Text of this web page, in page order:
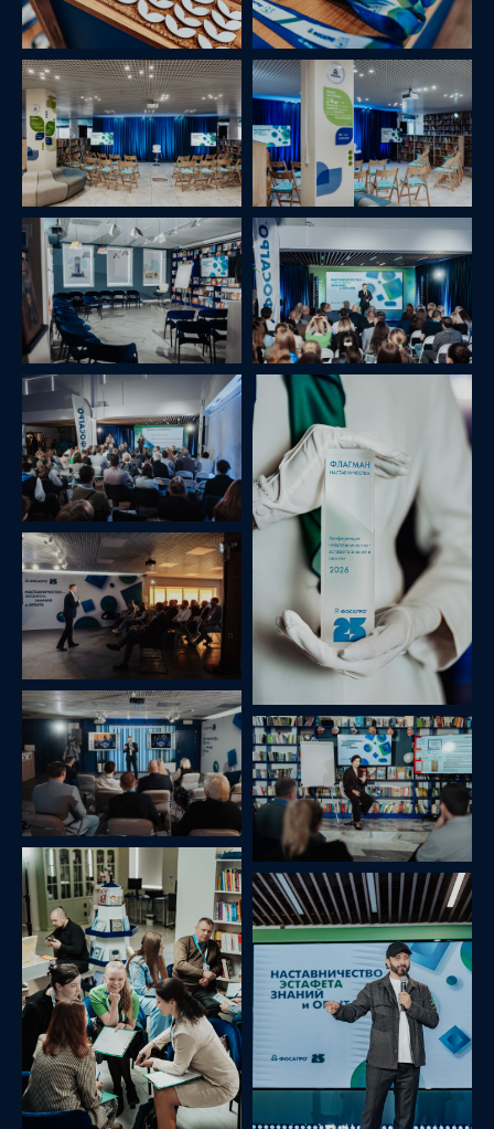
ДРУГИЕ ПРОЕКТЫ
Для 18-й церемонии награждения победителей
независимого конкурса по недвижимости «Доверие
Потребителя» в Санкт-Петербурге и Ленинградской
области была организована яркая и эмоциональная
церемония в пространстве «Никольские ряды».
Мероприятие под слоганом «Ключи к новой
истории» собрало около 280 участников в закрытом
формате с динамичной программой и праздничной
атмосферой.
ПРЕМИЯ ДОВЕРИЕ
ПОТРЕБИТЕЛЯ 2025